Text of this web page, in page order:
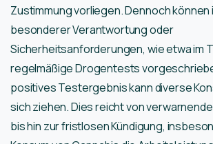
Zustimmung vorliegen. Dennoch können
besonderer Verantwortung oder
Sicherheitsanforderungen, wie etwa im
regelmäßige Drogentests
positives Testergebnis kann diverse
sich ziehen. Dies reicht von
bis hin zur fristlosen Kündigung,